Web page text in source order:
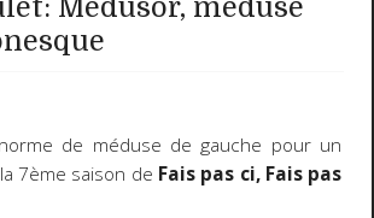
Médusor, méduse
de méduse de gauche pour un
7ème saison de Fais pas ci, Fais pas